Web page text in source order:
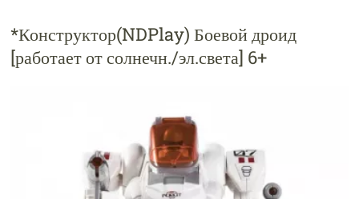
*Конструктор(NDPlay) Боевой дроид
[работает от солнечн./эл.света] 6+